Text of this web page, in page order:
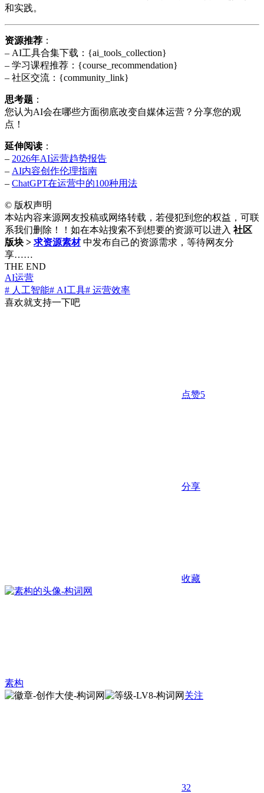
和实践。
资源推荐 ：
– AI工具合集下载：{ai_tools_collection}
– 学习课程推荐：{course_recommendation}
– 社区交流：{community_link}
思考题 ：
您认为AI会在哪些方面彻底改变自媒体运营？分享您的观
点！
延伸阅读 ：
– 2026年AI运营趋势报告
– AI内容创作伦理指南
– ChatGPT在运营中的100种用法
© 版权声明
本站内容来源网友投稿或网络转载，若侵犯到您的权益，可联
系我们删除！！如在本站搜索不到想要的资源可以进入 社区
版块 > 求资源素材 中发布自己的资源需求，等待网友分
享……
THE END
AI运营
# 人工智能# AI工具# 运营效率
喜欢就支持一下吧
点赞5
分享
收藏
素构
关注
32